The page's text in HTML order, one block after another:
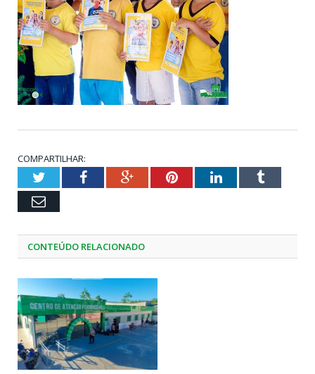
COMPARTILHAR:
TwitterFacebookGoogle+PinterestLinkedInTumblr
Email
CONTEÚDO RELACIONADO